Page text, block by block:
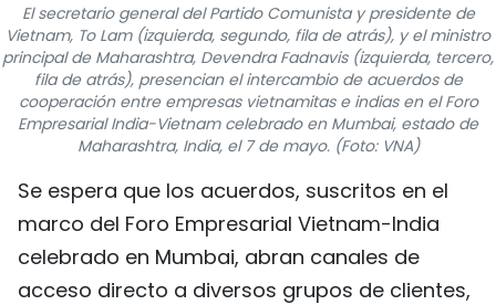
中文
FRANÇAIS
РУССКИЙ
El secretario general del Partido Comunista y presidente de
Vietnam, To Lam (izquierda, segundo, fila de atrás), y el ministro
principal de Maharashtra, Devendra Fadnavis (izquierda, tercero,
fila de atrás), presencian el intercambio de acuerdos de
cooperación entre empresas vietnamitas e indias en el Foro
Empresarial India-Vietnam celebrado en Mumbai, estado de
Maharashtra, India, el 7 de mayo. (Foto: VNA)
Se espera que los acuerdos, suscritos en el
marco del Foro Empresarial Vietnam-India
celebrado en Mumbai, abran canales de
acceso directo a diversos grupos de clientes,